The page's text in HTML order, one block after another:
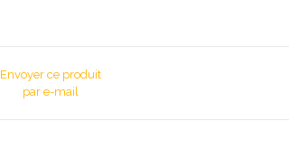
Envoyer ce produit
par e-mail